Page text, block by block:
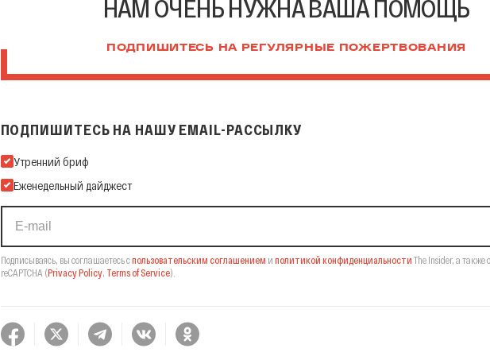
НАМ ОЧЕНЬ НУЖНА ВАША ПОМОЩЬ
ПОДПИШИТЕСЬ НА РЕГУЛЯРНЫЕ ПОЖЕРТВОВАНИЯ
ПОДПИШИТЕСЬ НА НАШУ EMAIL-РАССЫЛКУ
Подпишитесь на нашу Email-рассылку
Утренний бриф
Еженедельный дайджест
Подписываясь, вы соглашаетесь спользовательским соглашением и политикой конфиденциальности The Insider, а также
reCAPTCHA (Privacy Policy, Terms of Service).